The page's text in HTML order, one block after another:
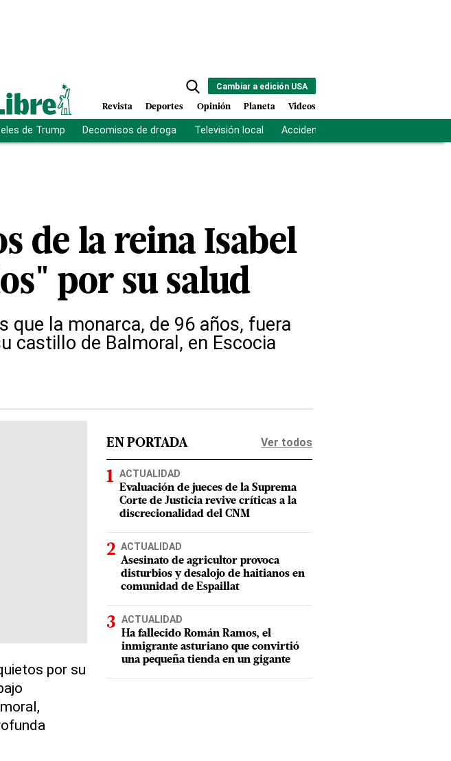
Cambiar a edición USA
Revista Deportes Opinión Planeta Videos
de Trump Decomisos de droga Televisión local Accidente Los Ríos
de la reina Isabel
por su salud
que la monarca, de 96 años, fuera
castillo de Balmoral, en Escocia
por su
EN PORTADA Ver todos
ACTUALIDAD
Evaluación de jueces de la Suprema
Corte de Justicia revive críticas a la
discrecionalidad del CNM
ACTUALIDAD
Asesinato de agricultor provoca
disturbios y desalojo de haitianos en
comunidad de Espaillat
ACTUALIDAD
Ha fallecido Román Ramos, el
inmigrante asturiano que convirtió
una pequeña tienda en un gigante